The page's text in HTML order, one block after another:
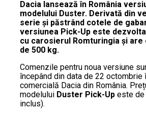
Dacia lansează în România
modelului Duster. Derivată din
serie și păstrând cotele de
versiunea Pick-Up este
cu carosierul Romturingia și are
de 500 kg.
Comenzile pentru noua versiune
începând din data de 22 octombrie
comercială Dacia din România.
modelului Duster Pick-Up este de
inclus).